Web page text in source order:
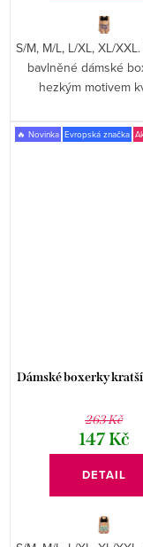
S/M, M/L, L/XL, XL/
bavlněné dámské
hezkým motivem
🔥 Novinka Evropská značka
Dámské boxerky
263 Kč
147 Kč
DETAIL